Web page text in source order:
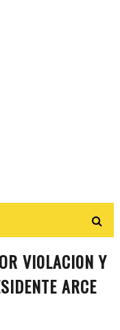
VI0LACI0N Y
ARCE